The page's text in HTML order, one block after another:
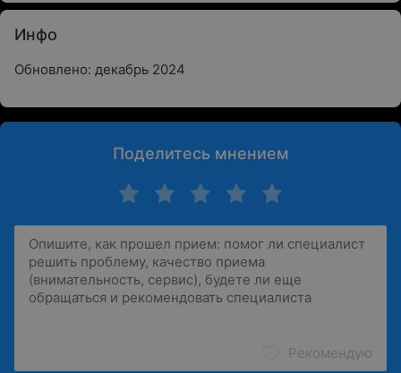
Инфо
Обновлено: декабрь 2024
Поделитесь мнением
Рекомендую